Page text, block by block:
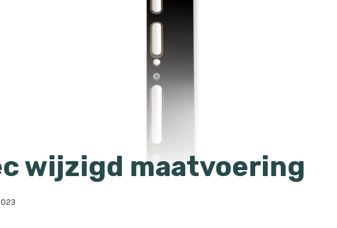
wijzigd maatvoering